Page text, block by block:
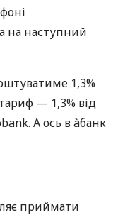
на наступний
1,3%
— 1,3% від
А ось в àбанк
приймати